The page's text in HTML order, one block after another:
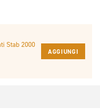
Stab 2000
AGGIUNGI